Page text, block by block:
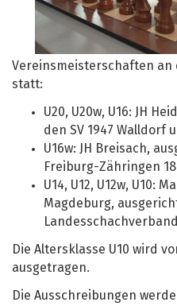
Vereinsmeisterschaften
statt:
U20, U20w, U16: JH
den SV 1947 Walldorf
U16w: JH Breisach,
Freiburg-Zähringen
U14, U12, U12w, U10:
Magdeburg,
Die Altersklasse U10 wird
ausgetragen.
Die Ausschreibungen